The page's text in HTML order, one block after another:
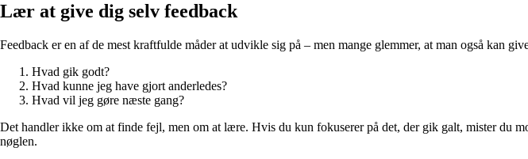
Lær at give dig selv feedback
Feedback er en af de mest kraftfulde måder at udvikle sig på – men mange glemmer, at man også kan
Hvad gik godt?
Hvad kunne jeg have gjort anderledes?
Hvad vil jeg gøre næste gang?
Det handler ikke om at finde fejl, men om at lære. Hvis du kun fokuserer på det, der gik galt, mister du
nøglen.